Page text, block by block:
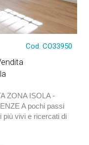
Cod. CO33950
ZONA ISOLA -
A pochi passi
più vivi e ricercati di